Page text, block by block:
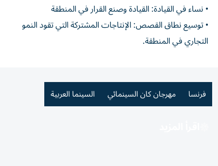
• نساء في القيادة: القيادة وصنع القرار في المنطقة
• توسيع نطاق القصص: الإنتاجات المشتركة التي تقود النمو
التجاري في المنطقة.
فرنسا مهرجان كان السينمائي السينما العربية